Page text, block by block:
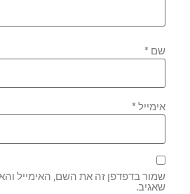
שם*
אימייל*
שמור בדפדפן זה את השם, האימייל
שאגיב.